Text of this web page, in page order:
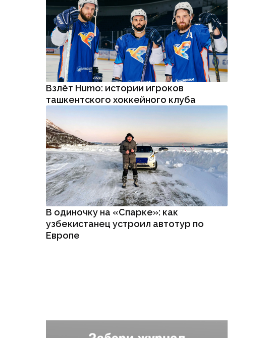
Взлёт Humo: истории игроков
ташкентского хоккейного клуба
В одиночку на «Спарке»: как
узбекистанец устроил автотур по
Европе